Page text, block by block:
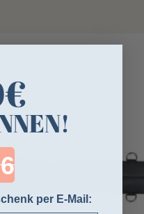
ends in:
per E-Mail: